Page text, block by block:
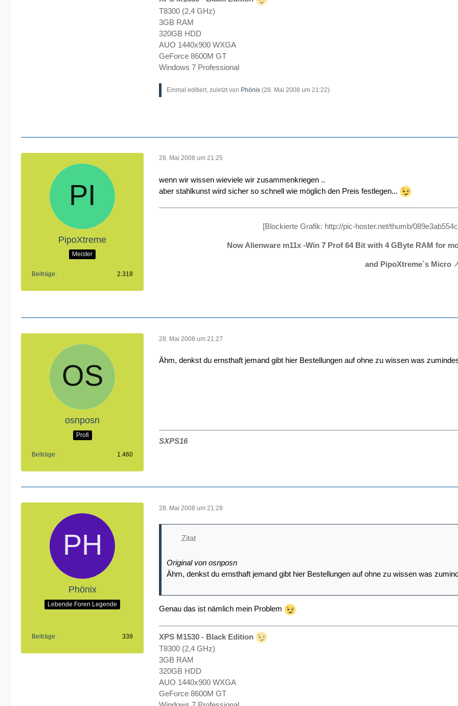
T8300 (2,4 GHz)
3GB RAM
320GB HDD
AUO 1440x900 WXGA
GeForce 8600M GT
Windows 7 Professional
Einmal editiert, zuletzt von Phönix (28. Mai 2008 um 21:22)
PipoXtreme
Meister
Beiträge 2.318
28. Mai 2008 um 21:25
wenn wir wissen wieviele wir zusammenkriegen ..
aber stahlkunst wird sicher so schnell wie möglich den Preis festlegen...
[Blockierte Grafik: http://pic-hoster.net/thumb/
Now Alienware m11x -Win 7 Prof 64 Bit with 4 GByte RAM for
and PipoXtreme`s Micro
osnposn
Profi
Beiträge 1.460
28. Mai 2008 um 21:27
Ähm, denkst du ernsthaft jemand gibt hier Bestellungen auf ohne zu wissen was
SXPS16
Phönix
Lebende Foren Legende
Beiträge 339
28. Mai 2008 um 21:28
Zitat
Original von osnposn
Ähm, denkst du ernsthaft jemand gibt hier Bestellungen auf ohne zu wissen was
Genau das ist nämlich mein Problem
XPS M1530 - Black Edition
T8300 (2,4 GHz)
3GB RAM
320GB HDD
AUO 1440x900 WXGA
GeForce 8600M GT